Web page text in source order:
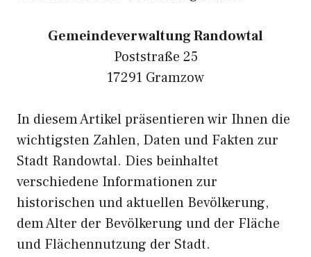
Gemeindeverwaltung Randowtal
Poststraße 25
17291 Gramzow
In diesem Artikel präsentieren wir Ihnen die
wichtigsten Zahlen, Daten und Fakten zur
Stadt Randowtal. Dies beinhaltet
verschiedene Informationen zur
historischen und aktuellen Bevölkerung,
dem Alter der Bevölkerung und der Fläche
und Flächennutzung der Stadt.